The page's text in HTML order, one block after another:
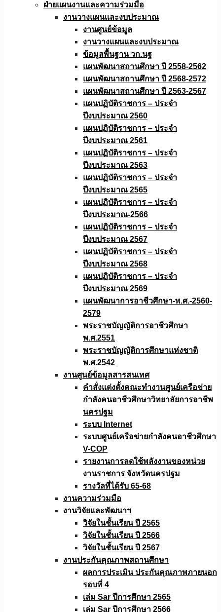
ฝ่ายแผนงานเเละความร่วมมือ
งานวางแผนเเละงบประมาณ
งานศูนย์ข้อมูล
งานวางแผนและงบประมาณ
ข้อมูลพื้นฐาน วก.นฐ
แผนพัฒนาสถานศึกษา ปี 2558-2562
แผนพัฒนาสถานศึกษา ปี 2568-2572
แผนพัฒนาสถานศึกษา ปี 2563-2567
แผนปฏิบัติราชการ – ประจำ
ปีงบประมาณ 2560
แผนปฏิบัติราชการ – ประจำ
ปีงบประมาณ 2561
แผนปฏิบัติราชการ – ประจำ
ปีงบประมาณ 2563
แผนปฏิบัติราชการ – ประจำ
ปีงบประมาณ 2565
แผนปฏิบัติราชการ – ประจำ
ปีงบประมาณ-2566
แผนปฏิบัติราชการ – ประจำ
ปีงบประมาณ 2567
แผนปฏิบัติราชการ – ประจำ
ปีงบประมาณ 2568
แผนปฏิบัติราชการ – ประจำ
ปีงบประมาณ 2569
แผนพัฒนาการอาชีวศึกษา-พ.ศ.-2560-
2579
พระราชบัญญัติการอาชีวศึกษา
พ.ศ.2551
พระราชบัญญัติการศึกษาแห่งชาติ
พ.ศ.2542
งานศูนย์ข้อมูลสารสนเทศ
คำสั่งแต่งตั้งคณะทำงานศูนย์เครือข่าย
กำลังคนอาชีวศึกษาวิทยาลัยการอาชีพ
นครปฐม
ระบบ Internet
ระบบศูนย์เครือข่ายกำลังคนอาชีวศึกษา
V-COP
รายงานการลดใช้พลังงานของหน่วย
งานราชการ จังหวัดนครปฐม
รางวัลที่ได้รับ 65-68
งานความร่วมมือ
งานวิจัยเเละพัฒนาฯ
วิจัยในชั้นเรียน ปี 2565
วิจัยในชั้นเรียน ปี 2566
วิจัยในชั้นเรียน ปี 2567
งานประกันคุณภาพสถานศึกษา
ผลการประเมิน ประกันคุณภาพภายนอก
รอบที่ 4
เล่ม Sar ปีการศึกษา 2565
เล่ม Sar ปีการศึกษา 2566